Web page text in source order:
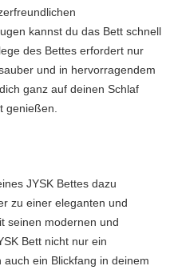
kannst du das Bett schnell
des Bettes erfordert nur
und in hervorragendem
ganz auf deinen Schlaf
genießen.
JYSK Bettes dazu
zu einer eleganten und
seinen modernen und
Bett nicht nur ein
ein Blickfang in deinem